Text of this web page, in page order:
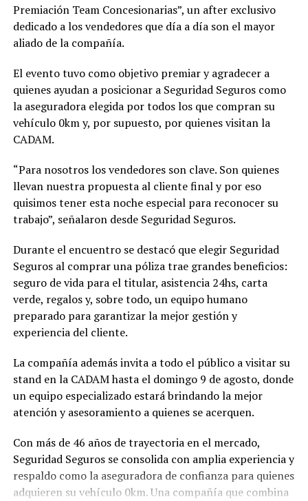
Premiación Team Concesionarias”, un after exclusivo
dedicado a los vendedores que día a día son el mayor
aliado de la compañía.
El evento tuvo como objetivo premiar y agradecer a
quienes ayudan a posicionar a Seguridad Seguros como
la aseguradora elegida por todos los que compran su
vehículo 0km y, por supuesto, por quienes visitan la
CADAM.
“Para nosotros los vendedores son clave. Son quienes
llevan nuestra propuesta al cliente final y por eso
quisimos tener esta noche especial para reconocer su
trabajo”, señalaron desde Seguridad Seguros.
Durante el encuentro se destacó que elegir Seguridad
Seguros al comprar una póliza trae grandes beneficios:
seguro de vida para el titular, asistencia 24hs, carta
verde, regalos y, sobre todo, un equipo humano
preparado para garantizar la mejor gestión y
experiencia del cliente.
La compañía además invita a todo el público a visitar su
stand en la CADAM hasta el domingo 9 de agosto, donde
un equipo especializado estará brindando la mejor
atención y asesoramiento a quienes se acerquen.
Con más de 46 años de trayectoria en el mercado,
Seguridad Seguros se consolida con amplia experiencia y
respaldo como la aseguradora de confianza para quienes
adquieren su vehículo 0km. Una compañía que combina